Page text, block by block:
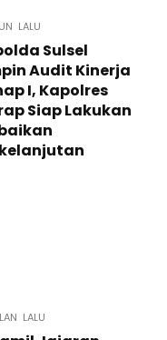
LALU
Sulsel
Audit Kinerja
I, Kapolres
Siap Lakukan
LALU